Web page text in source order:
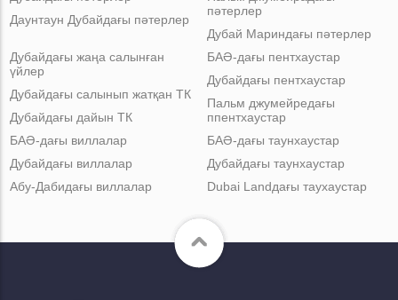
Даунтаун Дубайдағы пәтерлер
пәтерлер
Дубай Мариндағы пәтерлер
Дубайдағы жаңа салынған
үйлер
Дубайдағы салынып жатқан ТК
Дубайдағы дайын ТК
БАӘ-дағы пентхаустар
Дубайдағы пентхаустар
Пальм джумейредағы
ппентхаустар
БАӘ-дағы виллалар
Дубайдағы виллалар
Абу-Дабидағы виллалар
БАӘ-дағы таунхаустар
Дубайдағы таунхаустар
Dubai Landдағы таухаустар